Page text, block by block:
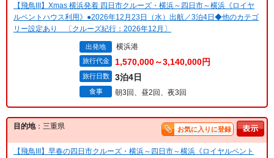
【飛鳥III】Xmas 横浜発着 四日市クルーズ・横浜～四日市～横浜《ロイヤ
ルペントハウス利用》●2026年12月23日（水）出航／3泊4日◆他のカテゴ
リー設定あり 〔クルーズ紀行：2026年12月〕
出発地 横浜港
旅行代金 1,570,000～3,140,000円
旅行日数 3泊4日
食事 朝3回、昼2回、夜3回
目的地：三重県 お気に入りに登録
【飛鳥III】早春の四日市クルーズ・横浜～四日市～横浜《ロイヤルペント